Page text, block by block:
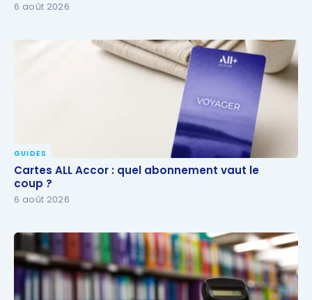
6 août 2026
Cartes ALL Accor : quel abonnement vaut le coup ?
GUIDES
Cartes ALL Accor : quel abonnement vaut le
coup ?
6 août 2026